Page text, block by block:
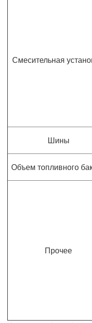
Смесительная
Шины
Объем топливного
Прочее